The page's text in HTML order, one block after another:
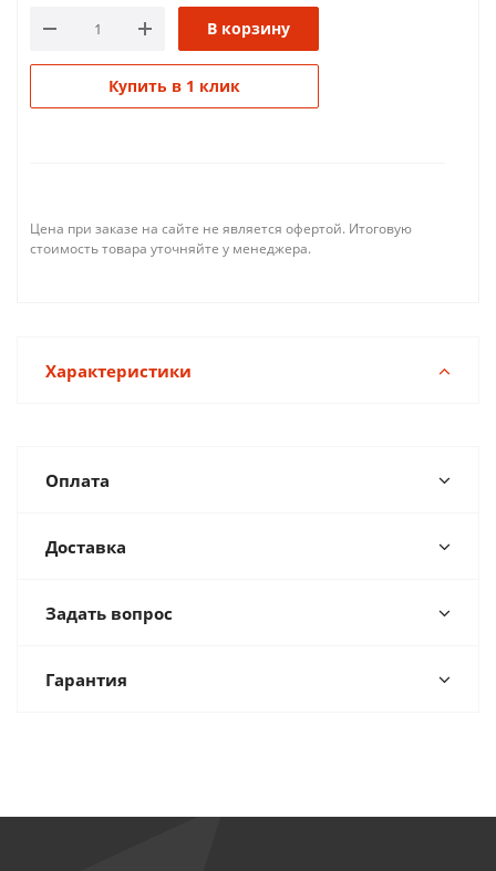
В корзину
Купить в 1 клик
Цена при заказе на сайте не является офертой. Итоговую
стоимость товара уточняйте у менеджера.
Характеристики
Оплата
Доставка
Задать вопрос
Гарантия